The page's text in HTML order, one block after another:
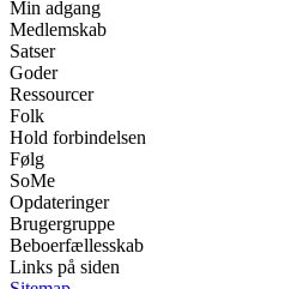
Min adgang
Medlemskab
Satser
Goder
Ressourcer
Folk
Hold forbindelsen
Følg
SoMe
Opdateringer
Brugergruppe
Beboerfællesskab
Links på siden